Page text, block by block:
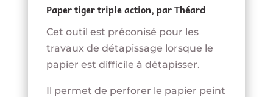
Paper tiger triple action, par Théard
Cet outil est préconisé pour les
travaux de détapissage lorsque le
papier est difficile à détapisser.
Il permet de perforer le papier peint